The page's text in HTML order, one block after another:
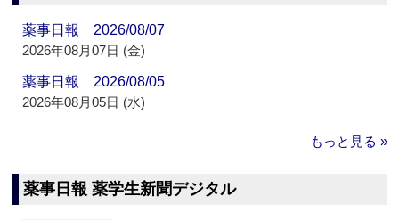
薬事日報 2026/08/07
2026年08月07日 (金)
薬事日報 2026/08/05
2026年08月05日 (水)
もっと見る »
薬事日報 薬学生新聞デジタル